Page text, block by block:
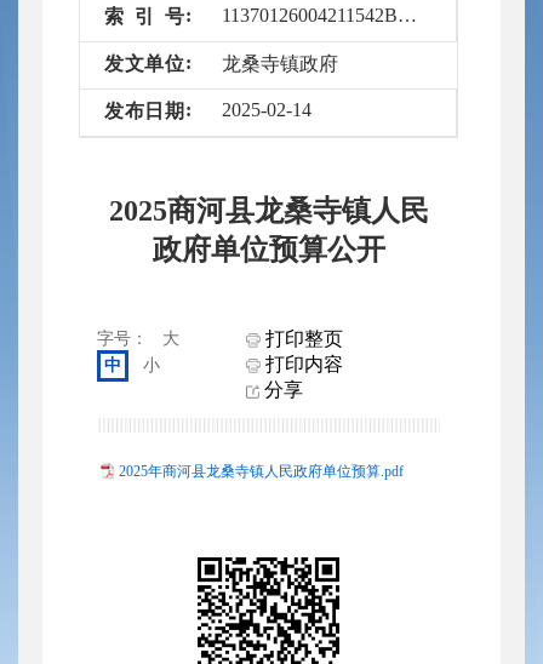
索 引 号 11370126004211542B/2025-6631517
发文单位 龙桑寺镇政府
发布 日 期 2025-02-14
2025商河县龙桑寺镇人民
政府单位预算公开
字号：
大
中
小
打印整页
打印内容
分享
2025年商河县龙桑寺镇人民政府单位预算.pdf